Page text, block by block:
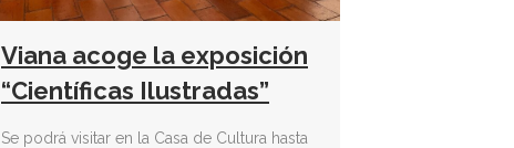
Viana acoge la exposición
“Científicas Ilustradas”
Se podrá visitar en la Casa de Cultura hasta